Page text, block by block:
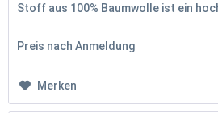
Stoff aus 100% Baumwolle ist ein
Preis nach Anmeldung
Merken